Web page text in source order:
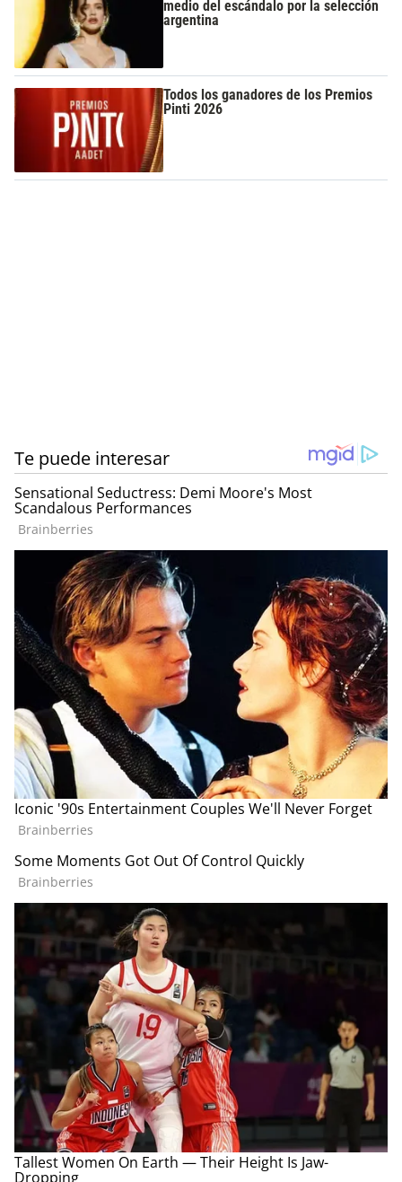
medio del escándalo por la selección
argentina
Todos los ganadores de los Premios
Pinti 2026